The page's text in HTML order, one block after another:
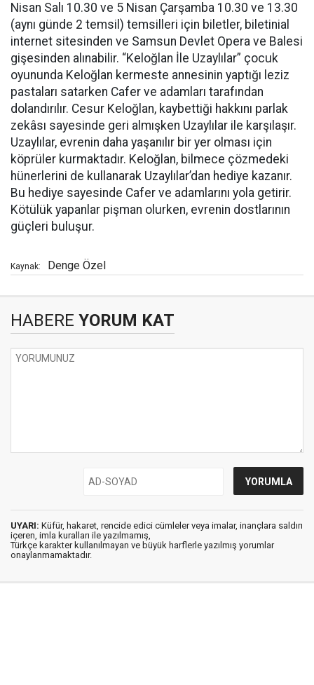
Nisan Salı 10.30 ve 5 Nisan Çarşamba 10.30 ve 13.30
(aynı günde 2 temsil) temsilleri için biletler, biletinial
internet sitesinden ve Samsun Devlet Opera ve Balesi
gişesinden alınabilir. “Keloğlan İle Uzaylılar” çocuk
oyununda Keloğlan kermeste annesinin yaptığı leziz
pastaları satarken Cafer ve adamları tarafından
dolandırılır. Cesur Keloğlan, kaybettiği hakkını parlak
zekâsı sayesinde geri almışken Uzaylılar ile karşılaşır.
Uzaylılar, evrenin daha yaşanılır bir yer olması için
köprüler kurmaktadır. Keloğlan, bilmece çözmedeki
hünerlerini de kullanarak Uzaylılar’dan hediye kazanır.
Bu hediye sayesinde Cafer ve adamlarını yola getirir.
Kötülük yapanlar pişman olurken, evrenin dostlarının
güçleri buluşur.
Kaynak: Denge Özel
HABERE YORUM KAT
UYARI: Küfür, hakaret, rencide edici cümleler veya imalar, inançlara saldırı
içeren, imla kuralları ile yazılmamış,
Türkçe karakter kullanılmayan ve büyük harflerle yazılmış yorumlar
onaylanmamaktadır.